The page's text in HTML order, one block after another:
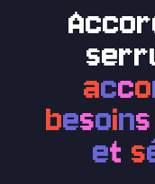
acco
besoins
et s